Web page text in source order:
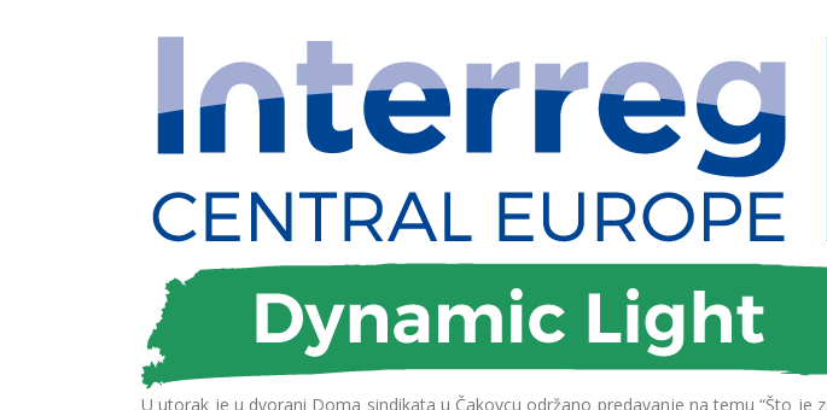
U utorak je u dvorani Doma sindikata u Čakovcu održano predavanje na temu “Što je